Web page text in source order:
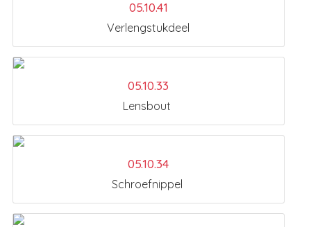
05.10.41
Verlengstukdeel
05.10.33
Lensbout
05.10.34
Schroefnippel